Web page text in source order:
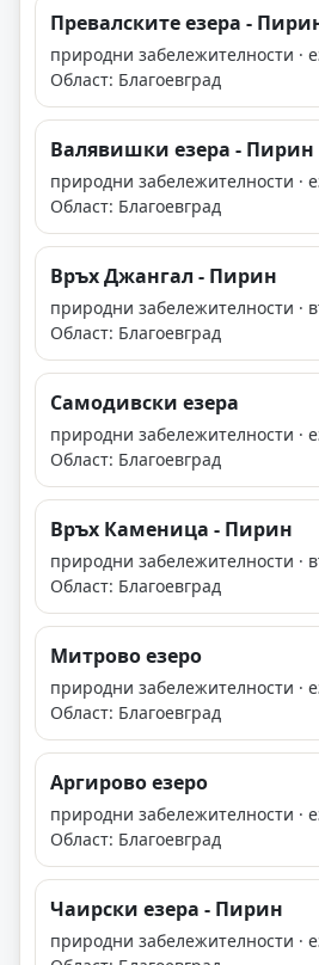
Превалските езера -
природни забележителности ·
Област: Благоевград
Валявишки езера - Пирин
природни забележителности ·
Област: Благоевград
Връх Джангал - Пирин
природни забележителности ·
Област: Благоевград
Самодивски езера
природни забележителности ·
Област: Благоевград
Връх Каменица - Пирин
природни забележителности ·
Област: Благоевград
Митрово езеро
природни забележителности ·
Област: Благоевград
Аргирово езеро
природни забележителности ·
Област: Благоевград
Чаирски езера - Пирин
природни забележителности ·